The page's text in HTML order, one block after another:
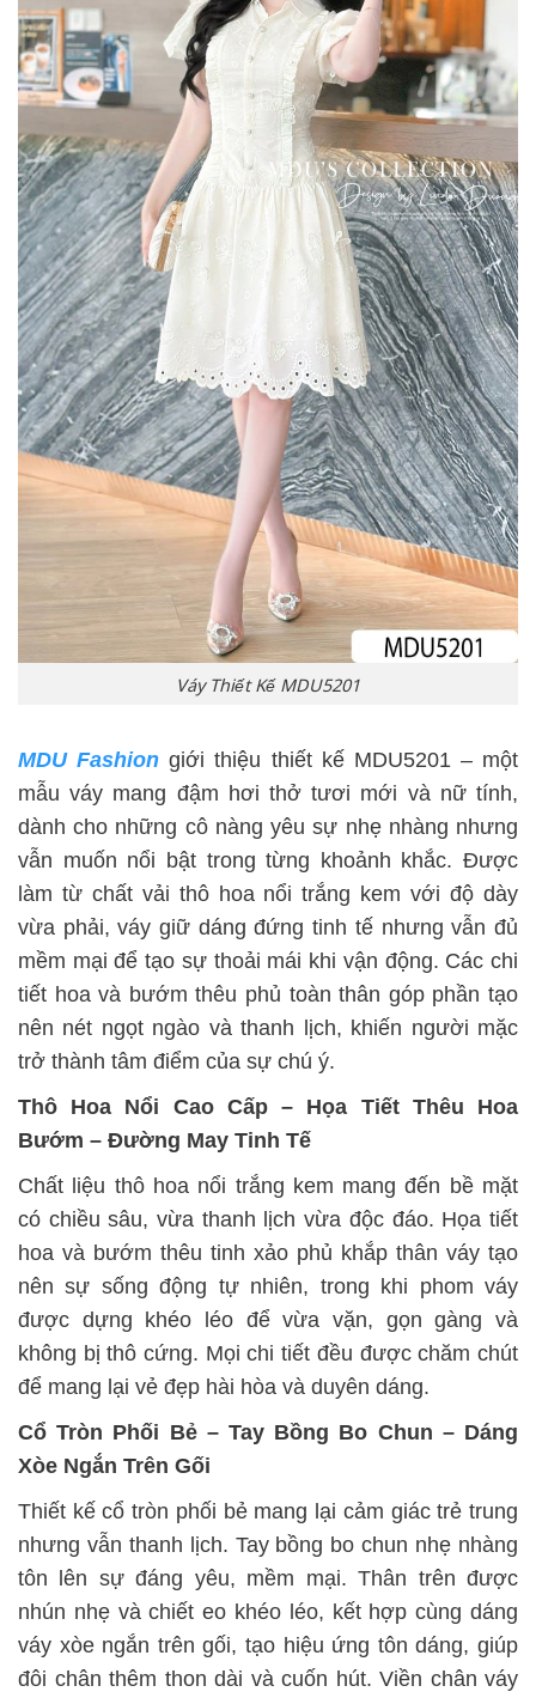
Váy Thiết Kế MDU5201
MDU Fashion giới thiệu thiết kế MDU5201 – một
mẫu váy mang đậm hơi thở tươi mới và nữ tính,
dành cho những cô nàng yêu sự nhẹ nhàng nhưng
vẫn muốn nổi bật trong từng khoảnh khắc. Được
làm từ chất vải thô hoa nổi trắng kem với độ dày
vừa phải, váy giữ dáng đứng tinh tế nhưng vẫn đủ
mềm mại để tạo sự thoải mái khi vận động. Các chi
tiết hoa và bướm thêu phủ toàn thân góp phần tạo
nên nét ngọt ngào và thanh lịch, khiến người mặc
trở thành tâm điểm của sự chú ý.
Thô Hoa Nổi Cao Cấp – Họa Tiết Thêu Hoa
Bướm – Đường May Tinh Tế
Chất liệu thô hoa nổi trắng kem mang đến bề mặt
có chiều sâu, vừa thanh lịch vừa độc đáo. Họa tiết
hoa và bướm thêu tinh xảo phủ khắp thân váy tạo
nên sự sống động tự nhiên, trong khi phom váy
được dựng khéo léo để vừa vặn, gọn gàng và
không bị thô cứng. Mọi chi tiết đều được chăm chút
để mang lại vẻ đẹp hài hòa và duyên dáng.
Cổ Tròn Phối Bẻ – Tay Bồng Bo Chun – Dáng
Xòe Ngắn Trên Gối
Thiết kế cổ tròn phối bẻ mang lại cảm giác trẻ trung
nhưng vẫn thanh lịch. Tay bồng bo chun nhẹ nhàng
tôn lên sự đáng yêu, mềm mại. Thân trên được
nhún nhẹ và chiết eo khéo léo, kết hợp cùng dáng
váy xòe ngắn trên gối, tạo hiệu ứng tôn dáng, giúp
đôi chân thêm thon dài và cuốn hút. Viền chân váy